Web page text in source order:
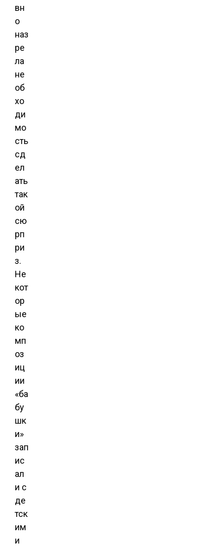
вн
о
наз
ре
ла
не
об
хо
ди
мо
сть
сд
ел
ать
так
ой
сю
рп
ри
з.
Не
кот
ор
ые
ко
мп
оз
иц
ии
«ба
бу
шк
и»
зап
ис
ал
и с
де
тск
им
и